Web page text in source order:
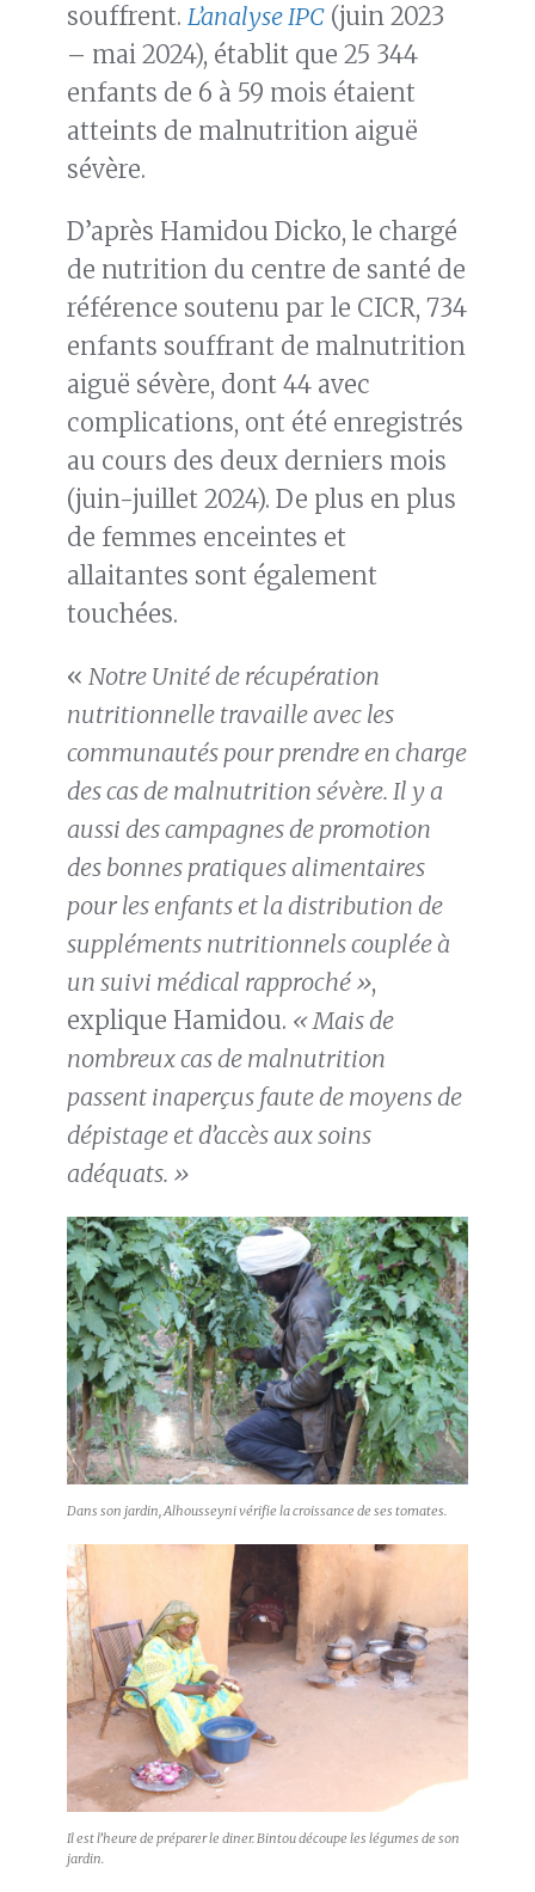
souffrent. L’analyse IPC (juin 2023
– mai 2024), établit que 25 344
enfants de 6 à 59 mois étaient
atteints de malnutrition aiguë
sévère.
D’après Hamidou Dicko, le chargé
de nutrition du centre de santé de
référence soutenu par le CICR, 734
enfants souffrant de malnutrition
aiguë sévère, dont 44 avec
complications, ont été enregistrés
au cours des deux derniers mois
(juin-juillet 2024). De plus en plus
de femmes enceintes et
allaitantes sont également
touchées.
« Notre Unité de récupération
nutritionnelle travaille avec les
communautés pour prendre en charge
des cas de malnutrition sévère. Il y a
aussi des campagnes de promotion
des bonnes pratiques alimentaires
pour les enfants et la distribution de
suppléments nutritionnels couplée à
un suivi médical rapproché »,
explique Hamidou. « Mais de
nombreux cas de malnutrition
passent inaperçus faute de moyens de
dépistage et d’accès aux soins
adéquats. »
Dans son jardin, Alhousseyni vérifie la croissance de ses tomates.
Il est l’heure de préparer le diner. Bintou découpe les légumes de son
jardin.